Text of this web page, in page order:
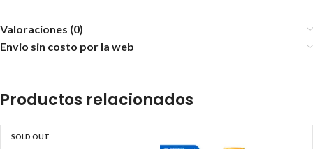
Valoraciones (0)
Envio sin costo por la web
Productos relacionados
SOLD OUT